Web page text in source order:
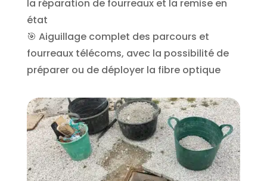
la réparation de fourreaux et la remise en
état
🎯 Aiguillage complet des parcours et
fourreaux télécoms, avec la possibilité de
préparer ou de déployer la fibre optique